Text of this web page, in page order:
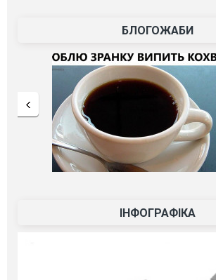
БЛОГОЖАБИ
ІНФОГРАФІКА